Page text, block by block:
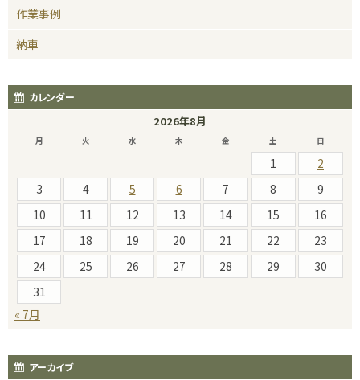
作業事例
納車
カレンダー
2026年8月
月 火 水 木 金 土 日
1
2
3
4 5 6 7 8
9
10
11 12 13 14 15
16
17
18 19 20 21 22
23
24
25 26 27 28 29
30
31
« 7月
アーカイブ